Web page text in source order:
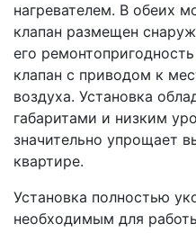
нагревателем. В обеих
клапан размещен
его
клапан с приводом к
воздуха. Установка
габаритами и низким
значительно упрощает
квартире.
Установка полностью
необходимым для